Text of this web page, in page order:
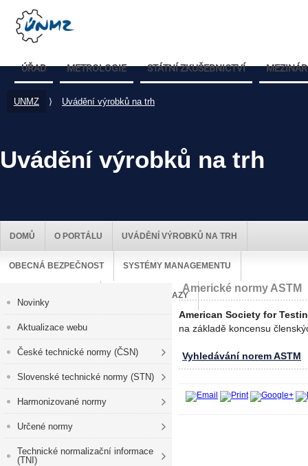
ÚŘAD METROLOGIE STÁTNÍ ZKUŠEBNICTVÍ
UNMZ ⟩ Uvádění výrobků na trh
Uvádění výrobků na trh
DOMŮ O PORTÁLU UVÁDĚNÍ VÝROBKŮ NA TRH
OBECNÁ BEZPEČNOST SYSTÉMY MANAGEMENTU
UŽITEČNÉ ODKAZY
Novinky
Aktualizace webu
České technické normy (ČSN)
Slovenské technické normy (STN)
Harmonizované normy
Určené normy
Technické normalizační informace
(TNI)
Americké normy ASTM
American Society for
na základě koncensu
Vyhledávání norem ASTM